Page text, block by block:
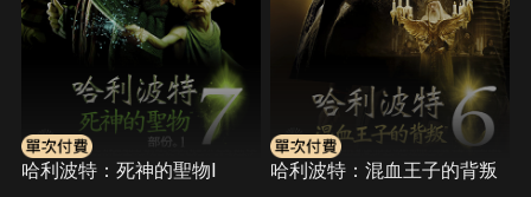
哈利波特：死神的聖物Ⅰ 哈利波特：混血王子的背叛